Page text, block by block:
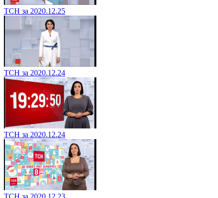
ТСН за 2020.12.25
ТСН за 2020.12.24
ТСН за 2020.12.24
ТСН за 2020.12.23